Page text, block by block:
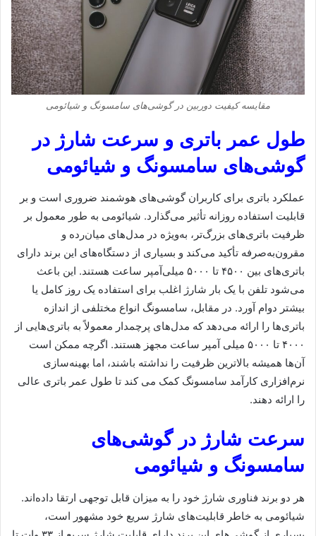
مقایسه کیفیت دوربین در گوشی‌های سامسونگ و شیائومی
طول عمر باتری و سرعت شارژ در
گوشی‌های سامسونگ و شیائومی
عملکرد باتری برای کاربران گوشی‌های هوشمند ضروری است و بر
قابلیت استفاده روزانه تأثیر می‌گذارد. شیائومی به طور معمول بر
ظرفیت باتری‌های بزرگ‌تر، به‌ویژه در مدل‌های میان‌رده و
مقرون‌به‌صرفه تأکید می‌کند و بسیاری از دستگاه‌های این برند دارای
باتری‌های بین ۴۵۰۰ تا ۵۰۰۰ میلی‌آمپر ساعت هستند. این باعث
می‌شود تلفن با یک بار شارژ اغلب برای استفاده یک روز کامل یا
بیشتر دوام آورد. در مقابل، سامسونگ انواع مختلفی از اندازه
باتری‌ها را ارائه می‌دهد که مدل‌های پرچمدار معمولاً به باتری‌هایی از
۴۰۰۰ تا ۵۰۰۰ میلی آمپر ساعت مجهز هستند. اگرچه ممکن است
آن‌ها همیشه بالاترین ظرفیت را نداشته باشند، اما بهینه‌سازی
نرم‌افزاری کارآمد سامسونگ کمک می کند تا طول عمر باتری عالی
را ارائه دهند.
سرعت شارژ در گوشی‌های
سامسونگ و شیائومی
هر دو برند فناوری شارژ خود را به میزان قابل توجهی ارتقا داده‌اند.
شیائومی به خاطر قابلیت‌های شارژ سریع خود مشهور است،